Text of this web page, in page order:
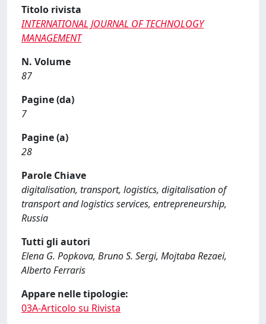
Titolo rivista
INTERNATIONAL JOURNAL OF TECHNOLOGY
MANAGEMENT
N. Volume
87
Pagine (da)
7
Pagine (a)
28
Parole Chiave
digitalisation, transport, logistics, digitalisation of
transport and logistics services, entrepreneurship,
Russia
Tutti gli autori
Elena G. Popkova, Bruno S. Sergi, Mojtaba Rezaei,
Alberto Ferraris
Appare nelle tipologie:
03A-Articolo su Rivista